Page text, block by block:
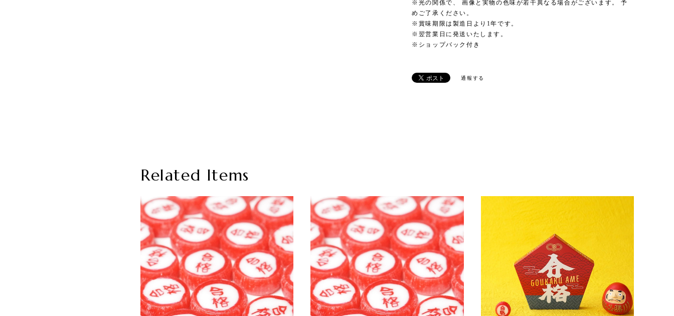
※光の関係で、 画像と実物の色味が若干異なる場合がございます。 予
めご了承ください。
※賞味期限は製造日より1年です。
※翌営業日に発送いたします。
※ショップバック付き
通報する
Related Items